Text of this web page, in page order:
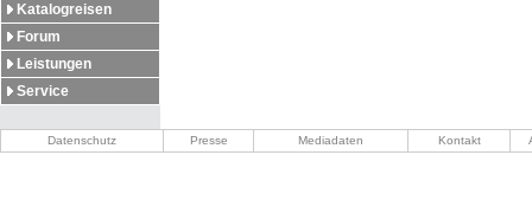
Katalogreisen
Forum
Leistungen
Service
Datenschutz Presse Mediadaten Kontakt